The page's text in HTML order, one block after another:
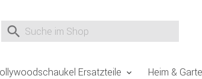
Suche nach
Ersatzteile Heim &